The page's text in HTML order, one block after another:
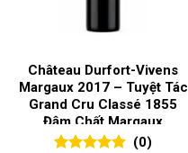
Château Durfort-Vivens
Margaux 2017 – Tuyệt Tác
Grand Cru Classé 1855
Đậm Chất Margaux
(0)